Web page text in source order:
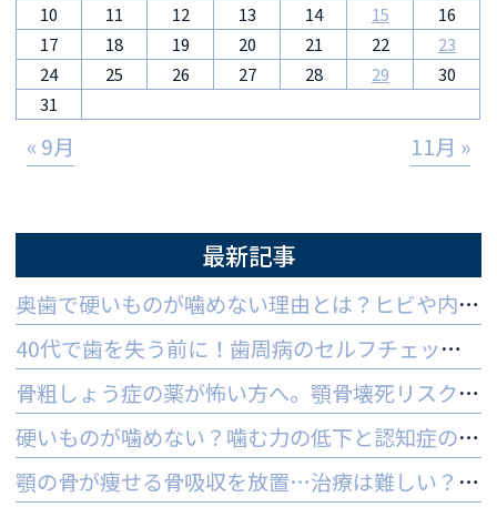
10
11 12 13 14 15
16
17
18 19 20 21 22
23
24
25 26 27 28 29
30
31
« 9月 11月 »
最新記事
奥歯で硬いものが噛めない理由とは？ヒビや内部炎症の疑いと対策
40代で歯を失う前に！歯周病のセルフチェックと守る予防法
骨粗しょう症の薬が怖い方へ。顎骨壊死リスクを防ぐ3つの対策
硬いものが噛めない？噛む力の低下と認知症の関係と受診の目安
顎の骨が痩せる骨吸収を放置…治療は難しい？手遅れを防ぐ3つの対策